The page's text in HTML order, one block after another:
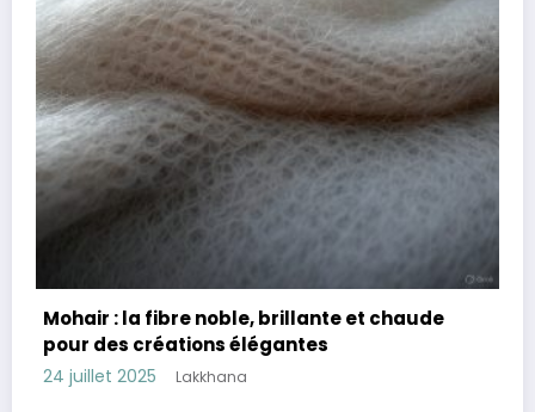
Cachemire : la fibre d’exception entre
douceur, chaleur et élégance
23 juillet 2025